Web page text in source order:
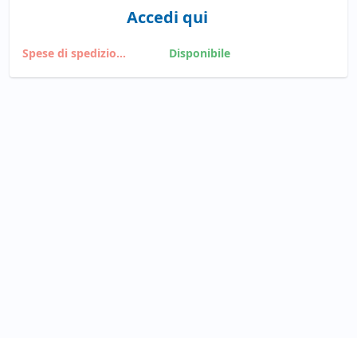
Accedi qui
Spese di spedizione Disponibile